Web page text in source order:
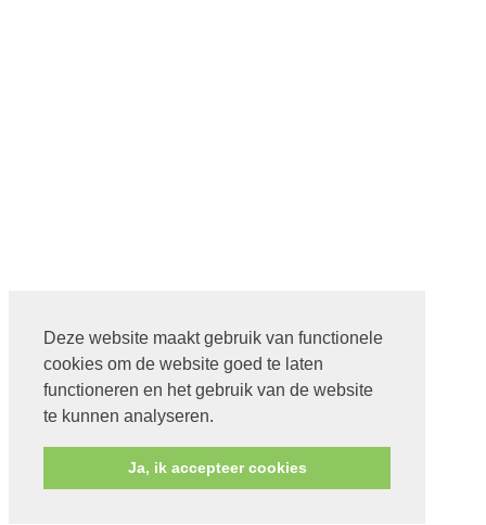
Deze website maakt gebruik van functionele
cookies om de website goed te laten
functioneren en het gebruik van de website
te kunnen analyseren.
Ja, ik accepteer cookies